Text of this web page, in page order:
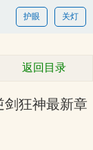
关灯
护眼
返回目录
剑狂神最新章